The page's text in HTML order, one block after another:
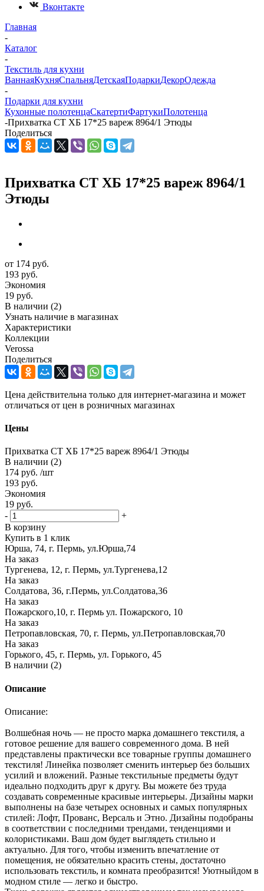
Вконтакте
Главная
-
Каталог
-
Текстиль для кухни
ВаннаяКухняСпальняДетскаяПодаркиДекорОдежда
-
Подарки для кухни
Кухонные полотенцаСкатертиФартукиПолотенца
-Прихватка СТ ХБ 17*25 вареж 8964/1 Этюды
Поделиться
Прихватка СТ ХБ 17*25 вареж 8964/1
Этюды
от 174 руб.
193 руб.
Экономия
19 руб.
В наличии (2)
Узнать наличие в магазинах
Характеристики
Коллекции
Verossa
Поделиться
Цена действительна только для интернет-магазина и может
отличаться от цен в розничных магазинах
Цены
Прихватка СТ ХБ 17*25 вареж 8964/1 Этюды
В наличии (2)
174 руб. /шт
193 руб.
Экономия
19 руб.
-
+
В корзину
Купить в 1 клик
Юрша, 74, г. Пермь, ул.Юрша,74
На заказ
Тургенева, 12, г. Пермь, ул.Тургенева,12
На заказ
Солдатова, 36, г.Пермь, ул.Солдатова,36
На заказ
Пожарского,10, г. Пермь ул. Пожарского, 10
На заказ
Петропавловская, 70, г. Пермь, ул.Петропавловская,70
На заказ
Горького, 45, г. Пермь, ул. Горького, 45
В наличии (2)
Описание
Описание:
Волшебная ночь — не просто марка домашнего текстиля, а
готовое решение для вашего современного дома. В ней
представлены практически все товарные группы домашнего
текстиля! Линейка позволяет сменить интерьер без больших
усилий и вложений. Разные текстильные предметы будут
идеально подходить друг к другу. Вы можете без труда
создавать современные красивые интерьеры. Дизайны марки
выполнены на базе четырех основных и самых популярных
стилей: Лофт, Прованс, Версаль и Этно. Дизайны подобраны
в соответствии с последними трендами, тенденциями и
колористиками. Ваш дом будет выглядеть стильно и
актуально. Для того, чтобы изменить впечатление от
помещения, не обязательно красить стены, достаточно
использовать текстиль, и комната преобразится! Уютныйдом в
модном стиле — легко и быстро.